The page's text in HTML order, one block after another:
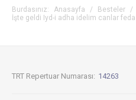
Burdasınız: Anasayfa / Besteler
/
İşte geldi Iyd-i adha idelim canlar feda
TRT Repertuar Numarası: 14263